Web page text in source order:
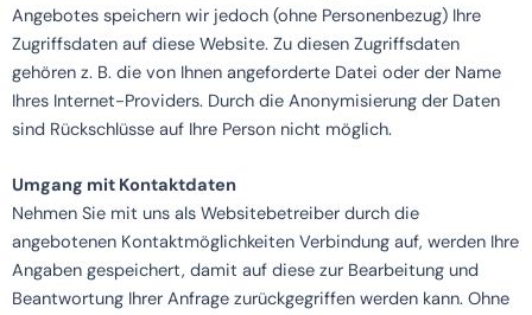
Angebotes speichern wir jedoch (ohne Personenbezug) Ihre
Zugriffsdaten auf diese Website. Zu diesen Zugriffsdaten
gehören z. B. die von Ihnen angeforderte Datei oder der Name
Ihres Internet-Providers. Durch die Anonymisierung der Daten
sind Rückschlüsse auf Ihre Person nicht möglich.
Umgang mit Kontaktdaten
Nehmen Sie mit uns als Websitebetreiber durch die
angebotenen Kontaktmöglichkeiten Verbindung auf, werden Ihre
Angaben gespeichert, damit auf diese zur Bearbeitung und
Beantwortung Ihrer Anfrage zurückgegriffen werden kann. Ohne